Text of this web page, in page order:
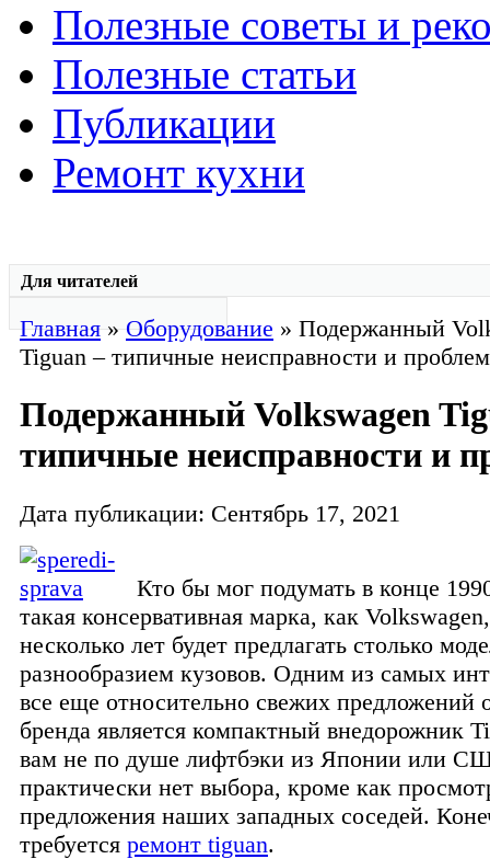
Полезные советы и
Полезные статьи
Публикации
Ремонт кухни
Для читателей
Главная»Оборудование » Подержанный
Tiguan – типичные неисправности и
Подержанный Volkswagen
типичные неисправности и
Дата публикации: Сентябрь 17, 2021
Кто бы мог подумать в конце
такая консервативная марка, как
несколько лет будет предлагать столько
разнообразием кузовов. Одним из самых
все еще относительно свежих предложений
бренда является компактный внедорожник
вам не по душе лифтбэки из Японии или
практически нет выбора, кроме как
предложения наших западных соседей.
требуется ремонт tiguan.